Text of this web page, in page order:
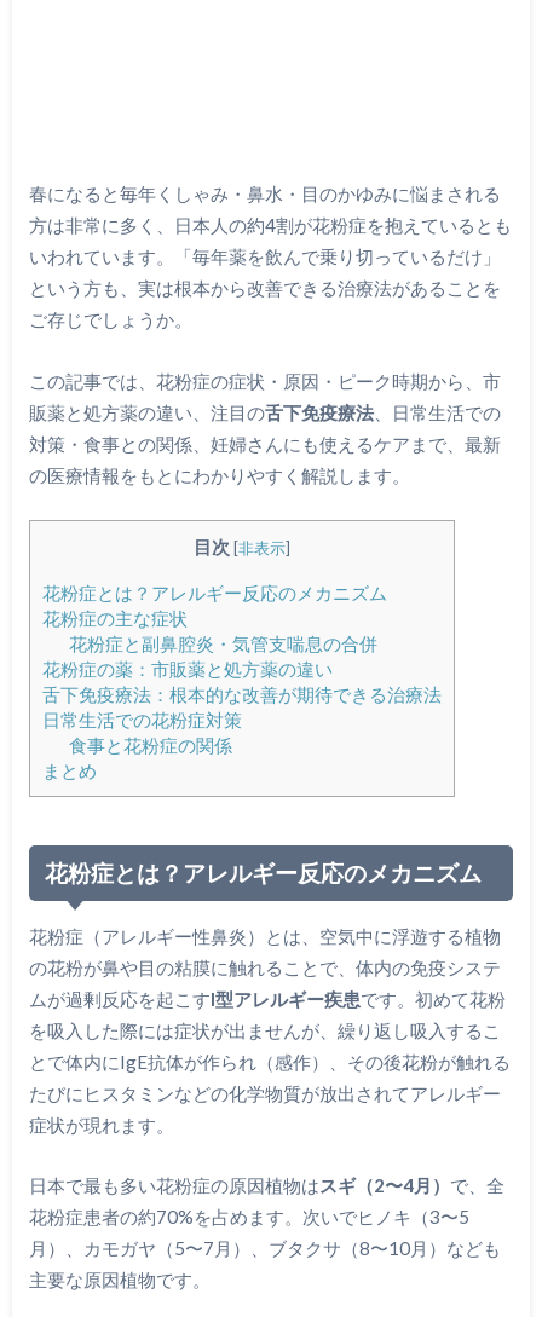
春になると毎年くしゃみ・鼻水・目のかゆみに悩まされる
方は非常に多く、日本人の約4割が花粉症を抱えているとも
いわれています。「毎年薬を飲んで乗り切っているだけ」
という方も、実は根本から改善できる治療法があることを
ご存じでしょうか。
この記事では、花粉症の症状・原因・ピーク時期から、市
販薬と処方薬の違い、注目の舌下免疫療法、日常生活での
対策・食事との関係、妊婦さんにも使えるケアまで、最新
の医療情報をもとにわかりやすく解説します。
目次 [非表示]
花粉症とは？アレルギー反応のメカニズム
花粉症の主な症状
花粉症と副鼻腔炎・気管支喘息の合併
花粉症の薬：市販薬と処方薬の違い
舌下免疫療法：根本的な改善が期待できる治療法
日常生活での花粉症対策
食事と花粉症の関係
まとめ
花粉症とは？アレルギー反応のメカニズム
花粉症（アレルギー性鼻炎）とは、空気中に浮遊する植物
の花粉が鼻や目の粘膜に触れることで、体内の免疫システ
ムが過剰反応を起こすI型アレルギー疾患です。初めて花粉
を吸入した際には症状が出ませんが、繰り返し吸入するこ
とで体内にIgE抗体が作られ（感作）、その後花粉が触れる
たびにヒスタミンなどの化学物質が放出されてアレルギー
症状が現れます。
日本で最も多い花粉症の原因植物はスギ（2〜4月） で、全
花粉症患者の約70%を占めます。次いでヒノキ（3〜5
月）、カモガヤ（5〜7月）、ブタクサ（8〜10月）なども
主要な原因植物です。